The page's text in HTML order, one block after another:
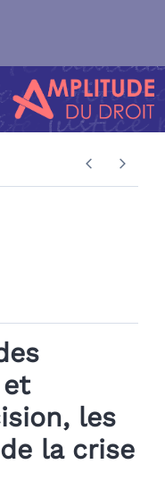
les
la crise